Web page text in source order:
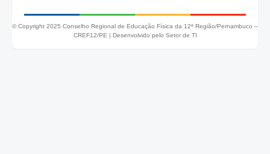
© Copyright 2025 Conselho Regional de Educação Física da 12ª Região/Pernambuco –
CREF12/PE | Desenvolvido pelo Setor de TI